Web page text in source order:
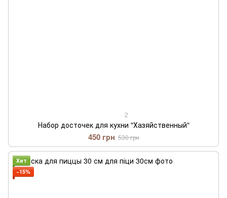
2
Набор досточек для кухни "Хазяйственный"
450 грн 530 грн
Хит
−15%